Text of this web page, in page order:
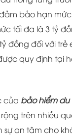
bảo hạn
tối đa là 3 tỷ
đồng đối với trẻ
quy định tại
của bảo hiểm
trên nhiều
sự an tâm cho